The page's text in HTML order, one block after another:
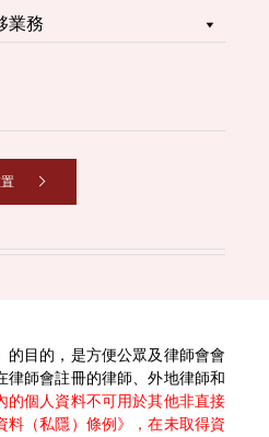
的目的，是方便公眾及律師會會
律師會註冊的律師、外地律師和
的個人資料不可用於其他非直接
料（私隱）條例》，在未取得資